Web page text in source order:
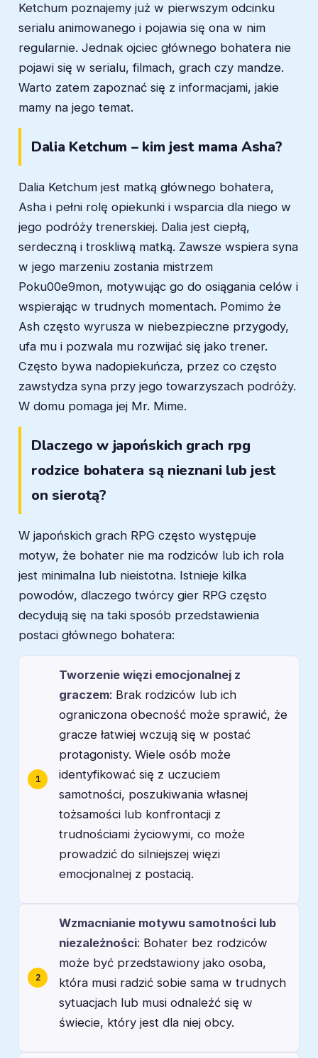
Ketchum poznajemy już w pierwszym odcinku
serialu animowanego i pojawia się ona w nim
regularnie. Jednak ojciec głównego bohatera nie
pojawi się w serialu, filmach, grach czy mandze.
Warto zatem zapoznać się z informacjami, jakie
mamy na jego temat.
Dalia Ketchum – kim jest mama Asha?
Dalia Ketchum jest matką głównego bohatera,
Asha i pełni rolę opiekunki i wsparcia dla niego w
jego podróży trenerskiej. Dalia jest ciepłą,
serdeczną i troskliwą matką. Zawsze wspiera syna
w jego marzeniu zostania mistrzem
Poku00e9mon, motywując go do osiągania celów i
wspierając w trudnych momentach. Pomimo że
Ash często wyrusza w niebezpieczne przygody,
ufa mu i pozwala mu rozwijać się jako trener.
Często bywa nadopiekuńcza, przez co często
zawstydza syna przy jego towarzyszach podróży.
W domu pomaga jej Mr. Mime.
Dlaczego w japońskich grach rpg
rodzice bohatera są nieznani lub jest
on sierotą?
W japońskich grach RPG często występuje
motyw, że bohater nie ma rodziców lub ich rola
jest minimalna lub nieistotna. Istnieje kilka
powodów, dlaczego twórcy gier RPG często
decydują się na taki sposób przedstawienia
postaci głównego bohatera:
Tworzenie więzi emocjonalnej z
graczem: Brak rodziców lub ich
ograniczona obecność może sprawić, że
gracze łatwiej wczują się w postać
protagonisty. Wiele osób może
identyfikować się z uczuciem
samotności, poszukiwania własnej
tożsamości lub konfrontacji z
trudnościami życiowymi, co może
prowadzić do silniejszej więzi
emocjonalnej z postacią.
Wzmacnianie motywu samotności lub
niezależności: Bohater bez rodziców
może być przedstawiony jako osoba,
która musi radzić sobie sama w trudnych
sytuacjach lub musi odnaleźć się w
świecie, który jest dla niej obcy.